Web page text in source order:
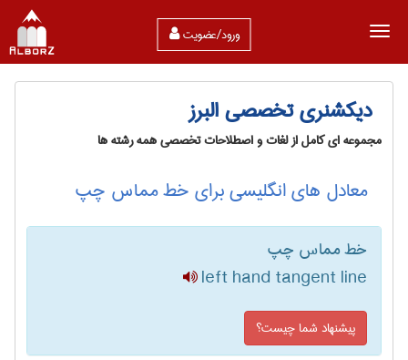
ورود/عضویت
دیکشنری تخصصی البرز
مجموعه ای کامل از لغات و اصطلاحات تخصصی همه رشته ها
معادل های انگلیسی برای خط مماس چپ
خط مماس چپ
left hand tangent line
پیشنهاد شما چیست؟